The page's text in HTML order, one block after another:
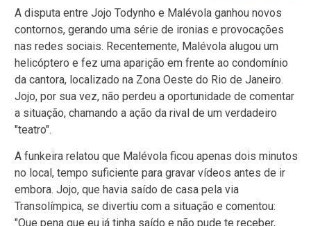
A disputa entre Jojo Todynho e Malévola ganhou novos
contornos, gerando uma série de ironias e provocações
nas redes sociais. Recentemente, Malévola alugou um
helicóptero e fez uma aparição em frente ao condomínio
da cantora, localizado na Zona Oeste do Rio de Janeiro.
Jojo, por sua vez, não perdeu a oportunidade de comentar
a situação, chamando a ação da rival de um verdadeiro
"teatro".
A funkeira relatou que Malévola ficou apenas dois minutos
no local, tempo suficiente para gravar vídeos antes de ir
embora. Jojo, que havia saído de casa pela via
Transolímpica, se divertiu com a situação e comentou:
"Que pena que eu já tinha saído e não pude te receber,